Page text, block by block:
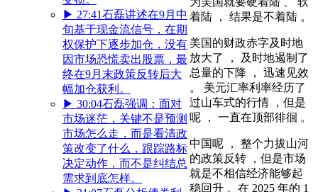
▶ 27:41石磊讲述在9月中
旬基于现金流信号，在期
权保护下逐步加仓，没有
因市场恐慌卖出股票，最
终在9月末政策反转后大
幅加仓获利。
▶ 30:04石磊强调：面对
市场迷茫，关键不是预测
市场怎么走，而是看清政
策改变了什么，跟踪路标
决定动作，而不是纠结总
需求到底怎样。
着陆 ， 结果是不着陆 。
美国的财政赤字及时地
放大了 ， 及时地遏制了
总量的下降 ， 迅速见效
。 美元汇率利率经历了
过山车式的行情 ，但是
呢 ， 一直在顶部徘徊 。
中国呢 ， 整个力拔山河
的政策反转 ，但是市场
就是不相信经济能够起
稳回升 。在 2025 年的 1